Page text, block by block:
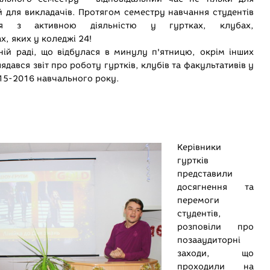
для викладачів. Протягом семестру навчання студентів
з активною діяльністю у гуртках, клубах,
яких у коледжі 24!
раді, що відбулася в минулу п'ятницю, окрім інших
звіт про роботу гуртків, клубів та факультативів у
2016 навчального року.
Керівники
гуртків
представили
досягнення та
перемоги
студентів,
розповіли про
позааудиторні
заходи, що
проходили на